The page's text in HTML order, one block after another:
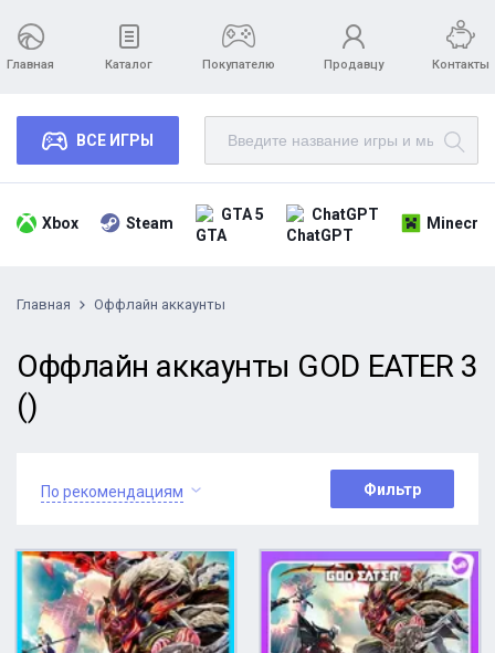
Главная Каталог Покупателю Продавцу Контакты
ВСЕ ИГРЫ
Xbox Steam GTA 5 ChatGPT
Главная Оффлайн аккаунты
Оффлайн аккаунты GOD EATER 3
()
По рекомендациям Фильтр